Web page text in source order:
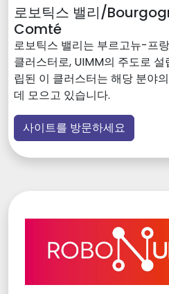
로보틱스 밸리/
Comté
로보틱스 밸리는 부르고뉴-프
클러스터로, UIMM의 주도로
립된 이 클러스터는 해당 분야
데 모으고 있습니다.
사이트를 방문하세요